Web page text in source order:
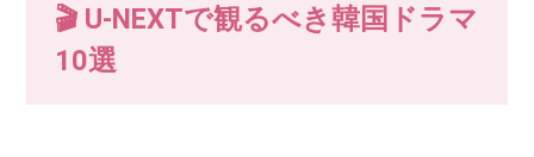
🎬 U-NEXTで観るべき韓国ドラマ
10選